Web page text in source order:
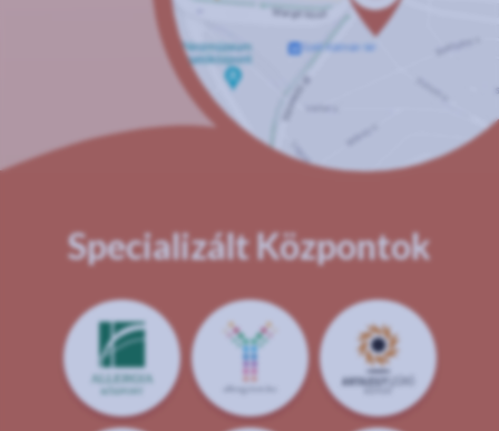
Specializált Központok